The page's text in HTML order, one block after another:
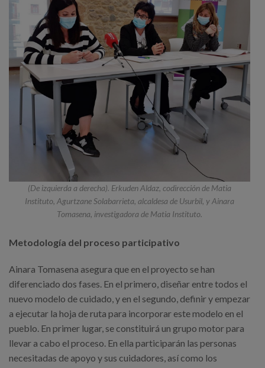
(De izquierda a derecha). Erkuden Aldaz, codirección de Matia
Instituto, Agurtzane Solabarrieta, alcaldesa de Usurbil, y Ainara
Tomasena, investigadora de Matia Instituto.
Metodología del proceso participativo
Ainara Tomasena asegura que en el proyecto se han
diferenciado dos fases. En el primero, diseñar entre todos el
nuevo modelo de cuidado, y en el segundo, definir y empezar
a ejecutar la hoja de ruta para incorporar este modelo en el
pueblo. En primer lugar, se constituirá un grupo motor para
llevar a cabo el proceso. En ella participarán las personas
necesitadas de apoyo y sus cuidadores, así como los